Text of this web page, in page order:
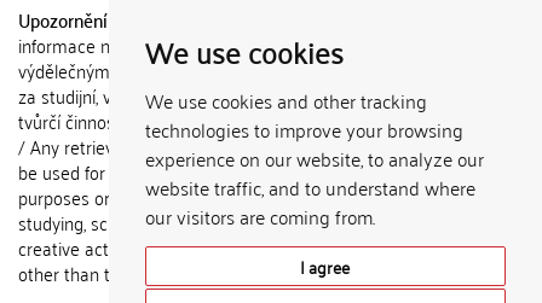
We use cookies
We use cookies and other tracking
technologies to improve your browsing
experience on our website, to analyze our
website traffic, and to understand where
our visitors are coming from.
I agree
Upozornění / Notice:
informace nemohou být použity k
výdělečným účelům nebo vydávány
za studijní, vědeckou nebo jinou
tvůrčí činnost jiné osoby než autora.
/ Any retrieved information shall not
be used for any commercial
purposes or claimed as results of
studying, scientific or any other
creative activities of any person
other than the author.